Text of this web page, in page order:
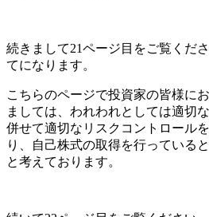
続きまして21ページ目をご覧くだ
てになります。
こちらのページで投資家の皆様に
ましては、われわれとしては適切
併せて適切なリスクコントロール
り、自己株式の取得を行っている
と考えております。